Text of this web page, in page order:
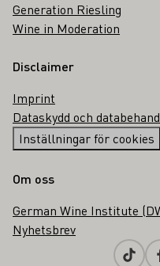
Generation Riesling
Wine in Moderation
Disclaimer
Imprint
Dataskydd och
Inställningar för cookies
Om oss
German Wine Institute
Nyhetsbrev